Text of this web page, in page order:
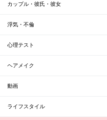
カップル・彼氏・彼女
浮気・不倫
心理テスト
ヘアメイク
動画
ライフスタイル